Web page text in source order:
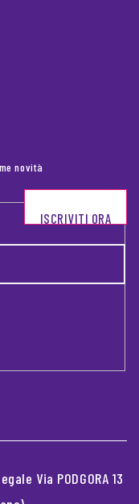
novità
ISCRIVITI ORA
Via PODGORA 13